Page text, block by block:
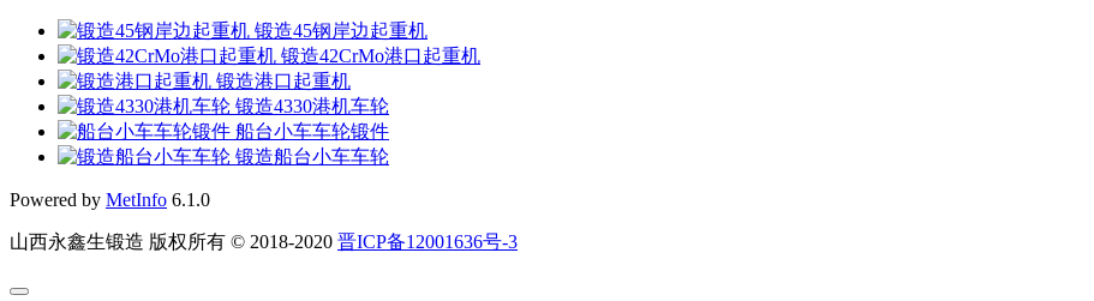
锻造45钢岸边起重机
锻造42CrMo港口起重机
锻造港口起重机
锻造4330港机车轮
船台小车车轮锻件
锻造船台小车车轮
Powered by MetInfo 6.1.0
山西永鑫生锻造 版权所有 © 2018-2020 晋ICP备12001636号-3